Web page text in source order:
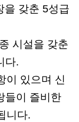
을 갖춘 5성급
시설을 갖춘
다.
이 있으며 신
들이 즐비한
니다.